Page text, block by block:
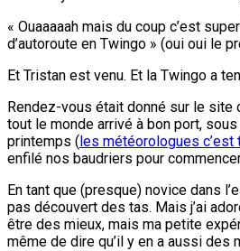
« Ouaaaaah mais du coup c’est
d’autoroute en Twingo » (oui oui le
Et Tristan est venu. Et la Twingo a
Rendez-vous était donné sur le site
tout le monde arrivé à bon port,
printemps (les météorologues c’est
enfilé nos baudriers pour
En tant que (presque) novice dans
pas découvert des tas. Mais j’ai
être des mieux, mais ma petite
même de dire qu’il y en a aussi des